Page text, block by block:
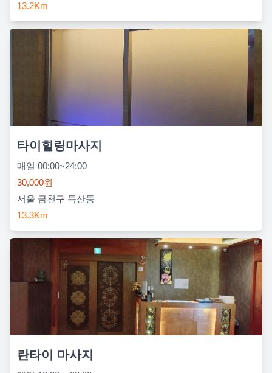
13.2Km
타이힐링마사지
매일 00:00~24:00
30,000원
서울 금천구 독산동
13.3Km
란타이 마사지